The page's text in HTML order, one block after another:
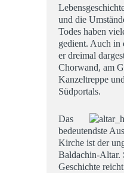
und die
Todes haben
gedient. Auch in
er dreimal
Chorwand, am
Kanzeltreppe
Südportals.
Das
bedeutendste
Kirche ist der
Baldachin-Altar.
Geschichte